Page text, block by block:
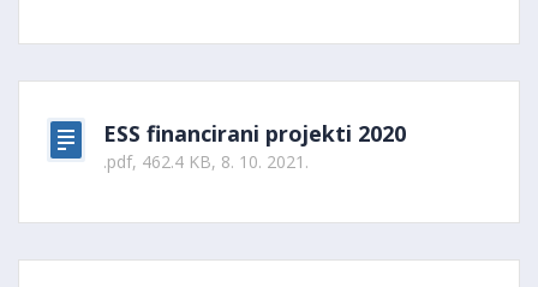
ESS financirani projekti 2020
.pdf, 462.4 KB, 8. 10. 2021.